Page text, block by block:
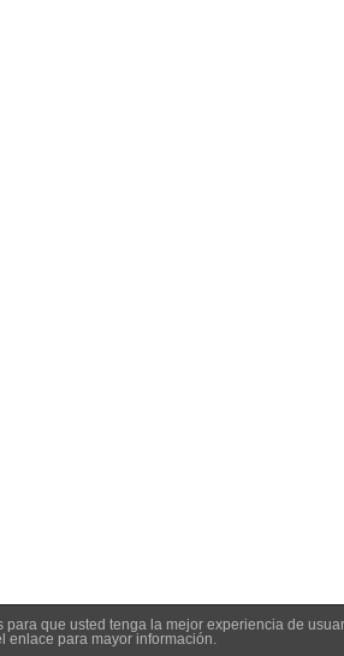
para que usted tenga la mejor experiencia de
enlace para mayor información.